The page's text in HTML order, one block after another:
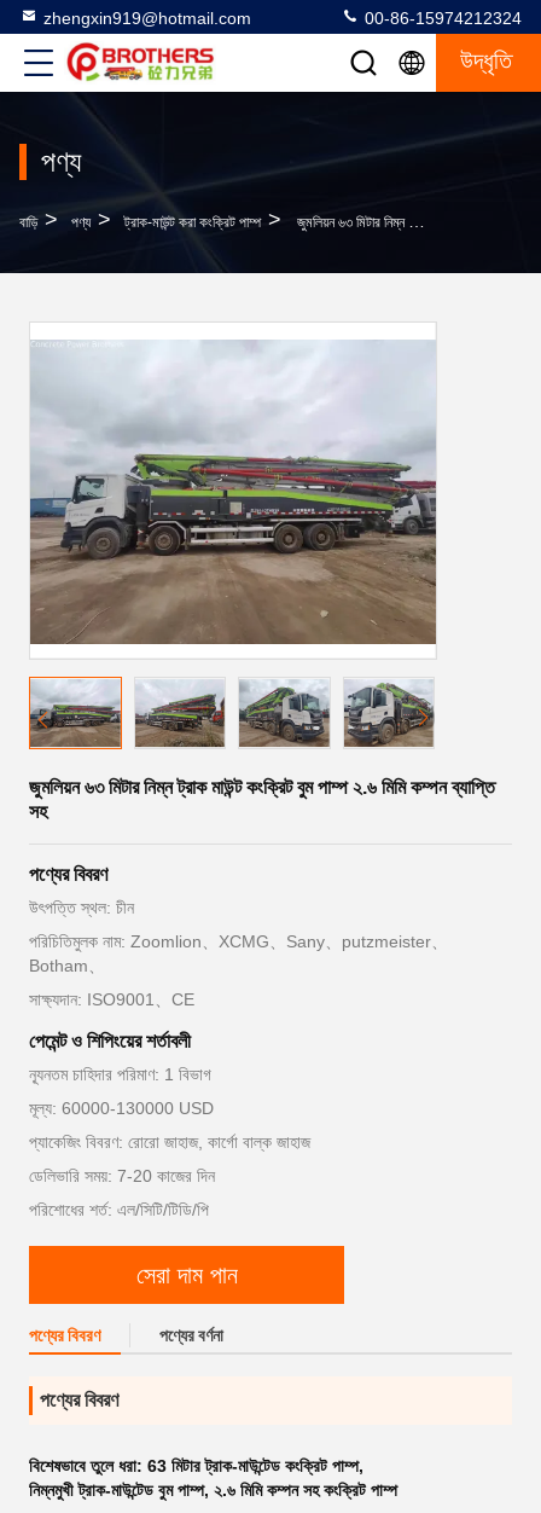
zhengxin919@hotmail.com 00-86-15974212324
উদ্ধৃতি
পণ্য
বাড়ি > পণ্য > ট্রাক-মাউন্ট করা কংক্রিট পাম্প > জুমলিয়ন ৬৩ মিটার নিম্ন ট্রাক মাউন্ট কংক্রিট বুম পাম্প ২.৬ মিমি কম্পন ব্যাপ্তি সহ
জুমলিয়ন ৬৩ মিটার নিম্ন ট্রাক মাউন্ট কংক্রিট বুম পাম্প ২.৬ মিমি কম্পন ব্যাপ্তি
সহ
পণ্যের বিবরণ
উৎপত্তি স্থল: চীন
পরিচিতিমুলক নাম: Zoomlion、XCMG、Sany、putzmeister、
Botham、
সাক্ষ্যদান: ISO9001、CE
পেমেন্ট ও শিপিংয়ের শর্তাবলী
ন্যূনতম চাহিদার পরিমাণ: 1 বিভাগ
মূল্য: 60000-130000 USD
প্যাকেজিং বিবরণ: রোরো জাহাজ, কার্গো বাল্ক জাহাজ
ডেলিভারি সময়: 7-20 কাজের দিন
পরিশোধের শর্ত: এল/সিটি/টিডি/পি
সেরা দাম পান
পণ্যের বিবরণ পণ্যের বর্ণনা
পণ্যের বিবরণ
বিশেষভাবে তুলে ধরা: 63 মিটার ট্রাক-মাউন্টেড কংক্রিট পাম্প,
নিম্নমুখী ট্রাক-মাউন্টেড বুম পাম্প, ২.৬ মিমি কম্পন সহ কংক্রিট পাম্প